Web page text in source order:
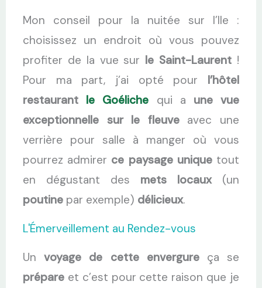
Mon conseil pour la nuitée sur l’Ile :
choisissez un endroit où vous pouvez
profiter de la vue sur le Saint-Laurent!
Pour ma part, j’ai opté pour l’hôtel
restaurant le Goéliche qui a une vue
exceptionnelle sur le fleuveavec une
verrière pour salle à manger où vous
pourrez admirer ce paysage uniquetout
en dégustant des mets locaux(un
poutine par exemple) délicieux.
L'Émerveillement au Rendez-vous
Unvoyage de cette envergureça se
prépare et c’est pour cette raison que je